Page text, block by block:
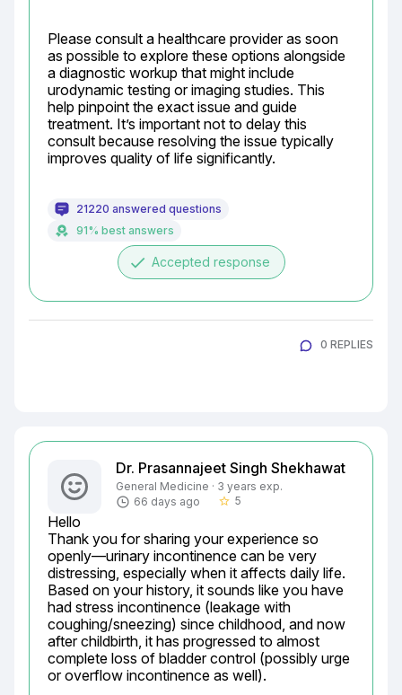
Please consult a healthcare provider as soon
as possible to explore these options alongside
a diagnostic workup that might include
urodynamic testing or imaging studies. This
help pinpoint the exact issue and guide
treatment. It’s important not to delay this
consult because resolving the issue typically
improves quality of life significantly.
21220 answered questions
91% best answers
done Accepted response
0 REPLIES
Dr. Prasannajeet Singh Shekhawat
General Medicine · 3 years exp.
66 days ago
star_border 5
Hello
Thank you for sharing your experience so
openly—urinary incontinence can be very
distressing, especially when it affects daily life.
Based on your history, it sounds like you have
had stress incontinence (leakage with
coughing/sneezing) since childhood, and now
after childbirth, it has progressed to almost
complete loss of bladder control (possibly urge
or overflow incontinence as well).